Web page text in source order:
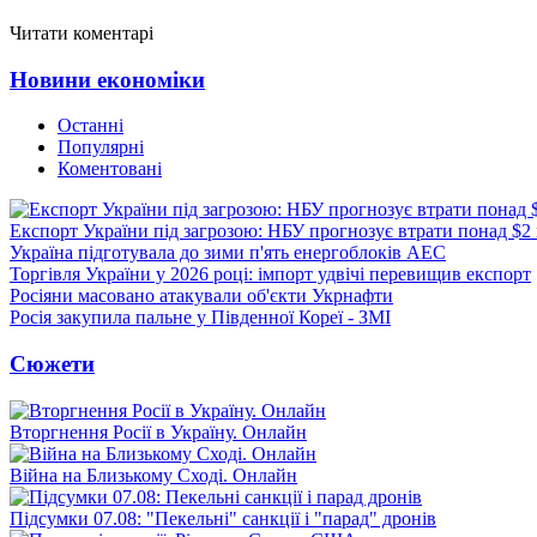
Читати коментарі
Новини економіки
Останні
Популярні
Коментовані
Експорт України під загрозою: НБУ прогнозує втрати понад
Україна підготувала до зими п'ять енергоблоків АЕС
Торгівля України у 2026 році: імпорт удвічі перевищив експорт
Росіяни масовано атакували об'єкти Укрнафти
Росія закупила пальне у Південної Кореї - ЗМІ
Сюжети
Вторгнення Росії в Україну. Онлайн
Війна на Близькому Сході. Онлайн
Підсумки 07.08: "Пекельні" санкції і "парад" дронів